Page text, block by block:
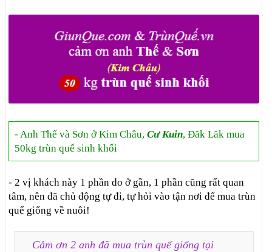
- Anh Thế và Sơn ở Kim Châu,Cư Kuin, Đăk Lăk mua
50kg trùn quế sinh khối
- 2 vị khách này 1 phần do ở gần, 1 phần cũng rất quan
tâm, nên đã chủ động tự đi, tự hỏi vào tận nơi để mua trùn
quế giống về nuôi!
Cảm ơn 2 anh đã mua trùn quế giống tại